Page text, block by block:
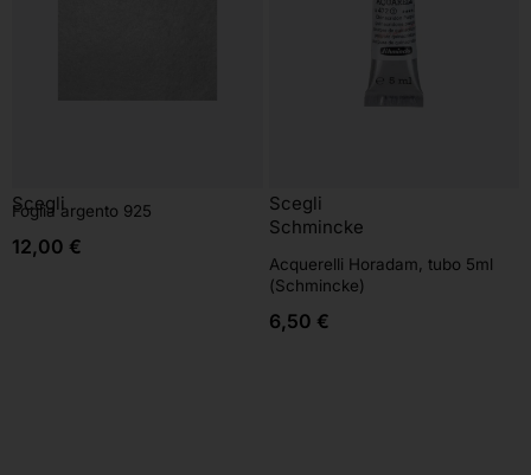
Scegli
Foglia argento 925
12,00 €
Scegli
Schmincke
Acquerelli Horadam, tubo 5ml
(Schmincke)
6,50 €